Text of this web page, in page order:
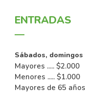
ENTRADAS
Sábados,
Mayores ..... $2.000
Menores ..... $1.000
Mayores de 65